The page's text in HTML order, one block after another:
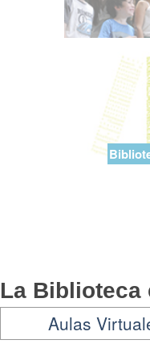
La Biblioteca
Aulas